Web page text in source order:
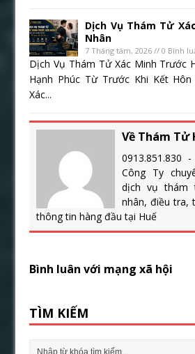
Dịch Vụ Thám Tử
Nhân
7 Tháng tám, 2026 // 0 Bình
Dịch Vụ Thám Tử Xác Minh Trước
Hạnh Phúc Từ Trước Khi Kết
Xác...
Về Thám Tử
0913.851.830
Công Ty
dịch vụ thám
nhân, điều tra,
thông tin hàng đầu tại Huế
Bình luân với mạng xã hội
TÌM KIẾM